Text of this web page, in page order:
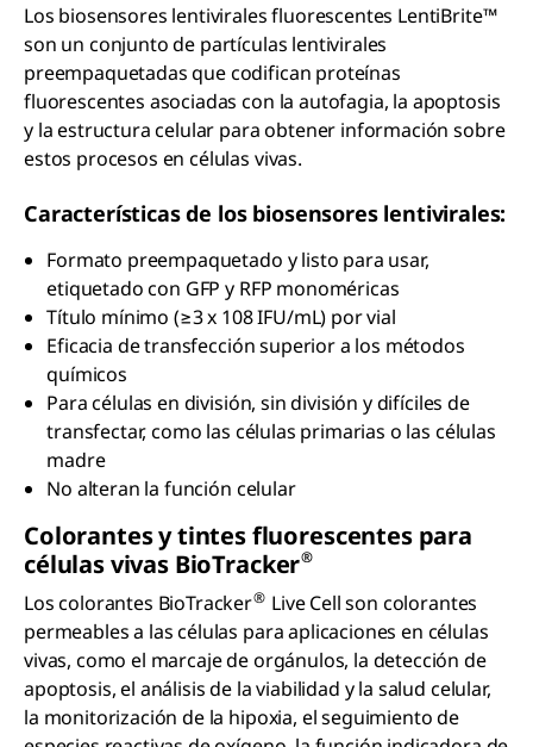
Los biosensores lentivirales fluorescentes LentiBrite™
son un conjunto de partículas lentivirales
preempaquetadas que codifican proteínas
fluorescentes asociadas con la autofagia, la apoptosis
y la estructura celular para obtener información sobre
estos procesos en células vivas.
Características de los biosensores lentivirales:
Formato preempaquetado y listo para usar,
etiquetado con GFP y RFP monoméricas
Título mínimo (≥3 x 108 IFU/mL) por vial
Eficacia de transfección superior a los métodos
químicos
Para células en división, sin división y difíciles de
transfectar, como las células primarias o las células
madre
No alteran la función celular
Colorantes y tintes fluorescentes para
células vivas BioTracker®
Los colorantes BioTracker® Live Cell son colorantes
permeables a las células para aplicaciones en células
vivas, como el marcaje de orgánulos, la detección de
apoptosis, el análisis de la viabilidad y la salud celular,
la monitorización de la hipoxia, el seguimiento de